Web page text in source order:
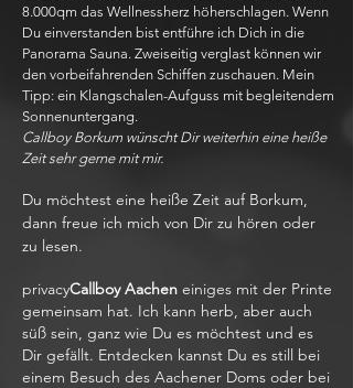
8.000qm das Wellnessherz höherschlagen. Wenn
Du einverstanden bist entführe ich Dich in die
Panorama Sauna. Zweiseitig verglast können wir
den vorbeifahrenden Schiffen zuschauen. Mein
Tipp: ein Klangschalen-Aufguss mit begleitendem
Sonnenuntergang.
Callboy Borkum wünscht Dir weiterhin eine heiße
Zeit sehr gerne mit mir.
Du möchtest eine heiße Zeit auf Borkum,
dann freue ich mich von Dir zu hören oder
zu lesen.
privacyCallboy Aachen einiges mit der Printe
gemeinsam hat. Ich kann herb, aber auch
süß sein, ganz wie Du es möchtest und es
Dir gefällt. Entdecken kannst Du es still bei
einem Besuch des Aachener Doms oder bei